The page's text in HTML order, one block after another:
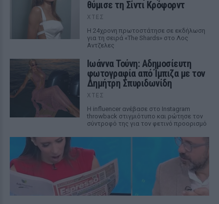
θύμισε τη Σίντι Κρόφορντ
ΧΤΕΣ
Η 24χρονη πρωτοστάτησε σε εκδήλωση
για τη σειρά «The Shards» στο Λος
Αντζελες
Ιωάννα Τούνη: Αδημοσίευτη
φωτογραφία από Ίμπιζα με τον
Δημήτρη Σπυριδωνίδη
ΧΤΕΣ
Η influencer ανέβασε στο Instagram
throwback στιγμιότυπο και ρώτησε τον
σύντροφό της για τον φετινό προορισμό